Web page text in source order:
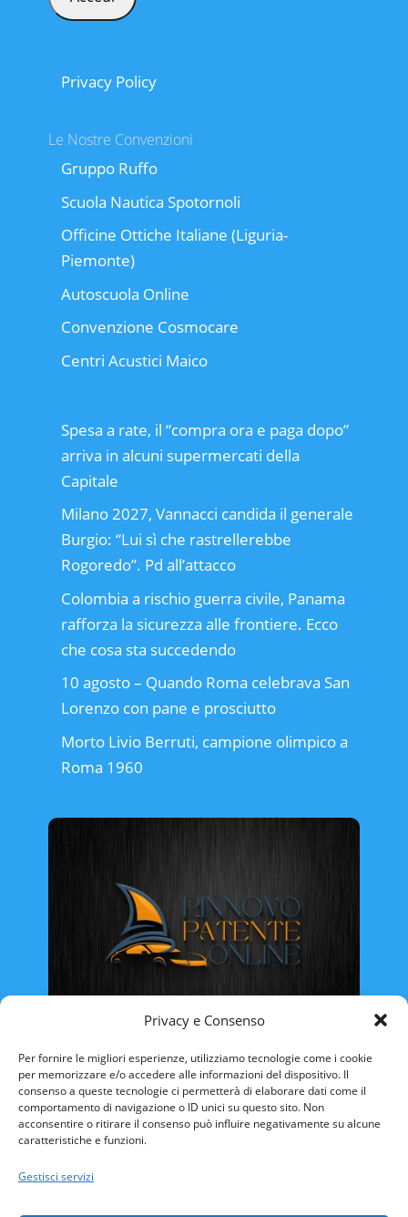
Privacy e Consenso
Per fornire le migliori esperienze, utilizziamo tecnologie come i cookie
per memorizzare e/o accedere alle informazioni del dispositivo. Il
consenso a queste tecnologie ci permetterà di elaborare dati come il
comportamento di navigazione o ID unici su questo sito. Non
acconsentire o ritirare il consenso può influire negativamente su alcune
caratteristiche e funzioni.
Gestisci servizi
Privacy Policy
Le Nostre Convenzioni
Gruppo Ruffo
Scuola Nautica Spotornoli
Officine Ottiche Italiane (Liguria-
Piemonte)
Autoscuola Online
Convenzione Cosmocare
Centri Acustici Maico
Spesa a rate, il “compra ora e paga dopo”
arriva in alcuni supermercati della
Capitale
Milano 2027, Vannacci candida il generale
Burgio: “Lui sì che rastrellerebbe
Rogoredo”. Pd all’attacco
Colombia a rischio guerra civile, Panama
rafforza la sicurezza alle frontiere. Ecco
che cosa sta succedendo
10 agosto – Quando Roma celebrava San
Lorenzo con pane e prosciutto
Morto Livio Berruti, campione olimpico a
Roma 1960
CAMPANIA